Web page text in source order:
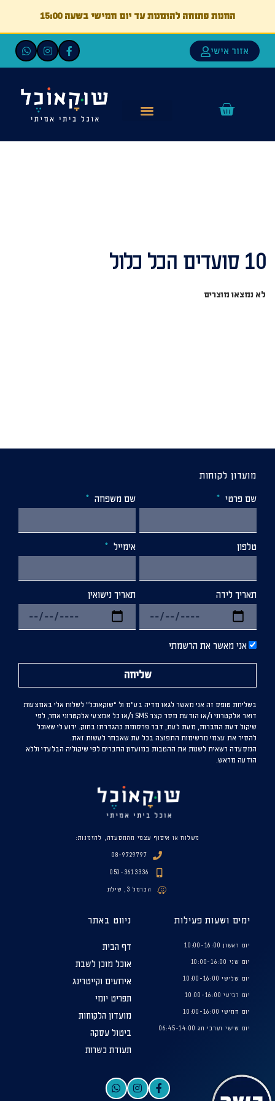
החנות פתוחה להזמנות עד יום חמישי בשעה 15:00
אזור אישי
10 סועדים הכל כלול
לא נמצאו מוצרים
משלוח או איסוף עצמי מהמסעדה, להזמנות:
08-9729797
050-3613336
הכרמל 3, שילת
ימים ושעות פעילות
יום ראשון 10:00-16:00
יום שני 10:00-16:00
יום שלישי 10:00-16:00
יום רביעי 10:00-16:00
יום חמישי 10:00-16:00
יום שישי וערבי חג 06:45-14:00
ניווט באתר
דף הבית
אוכל מוכן לשבת
אירועים וקייטרינג
תפריט יומי
מועדון הלקוחות
ביטול עסקה
תעודת כשרות
מועדון לקוחות
שם פרטי
שם משפחה
טלפון אימייל
תאריך לידה תאריך נישואין
אני מאשר את הרשמתי
שליחה
בשליחת טופס זה אני מאשר לגאו מדיה בע”מ ול “שוקאוכל” לשלוח אלי באמצעות
דואר אלקטרוני ו/או הודעת מסר קצר SMS ו/או כל אמצעי אלקטרוני אחר, לפי
שיקול דעת החברות, מעת לעת, דבר פרסומת כהגדרתו בחוק. ידוע לי שאוכל
להסיר את עצמי מרשימות התפוצה בכל עת שאבחר לעשות זאת.
המסעדה רשאית לשנות את ההטבות במועדון החברים לפי שיקוליה הבלעדי וללא
הודעה מראש.